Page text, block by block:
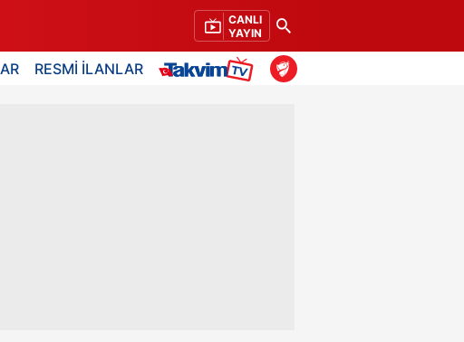
CANLI
YAYIN
RESMİ İLANLAR